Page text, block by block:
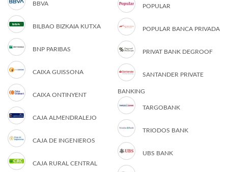
BBVA
BILBAO BIZKAIA KUTXA
BNP PARIBAS
CAIXA GUISSONA
CAIXA ONTINYENT
CAJA ALMENDRALEJO
CAJA DE INGENIEROS
CAJA RURAL CENTRAL
POPULAR
POPULAR BANCA PRIVADA
PRIVAT BANK DEGROOF
SANTANDER PRIVATE
BANKING
TARGOBANK
TRIODOS BANK
UBS BANK